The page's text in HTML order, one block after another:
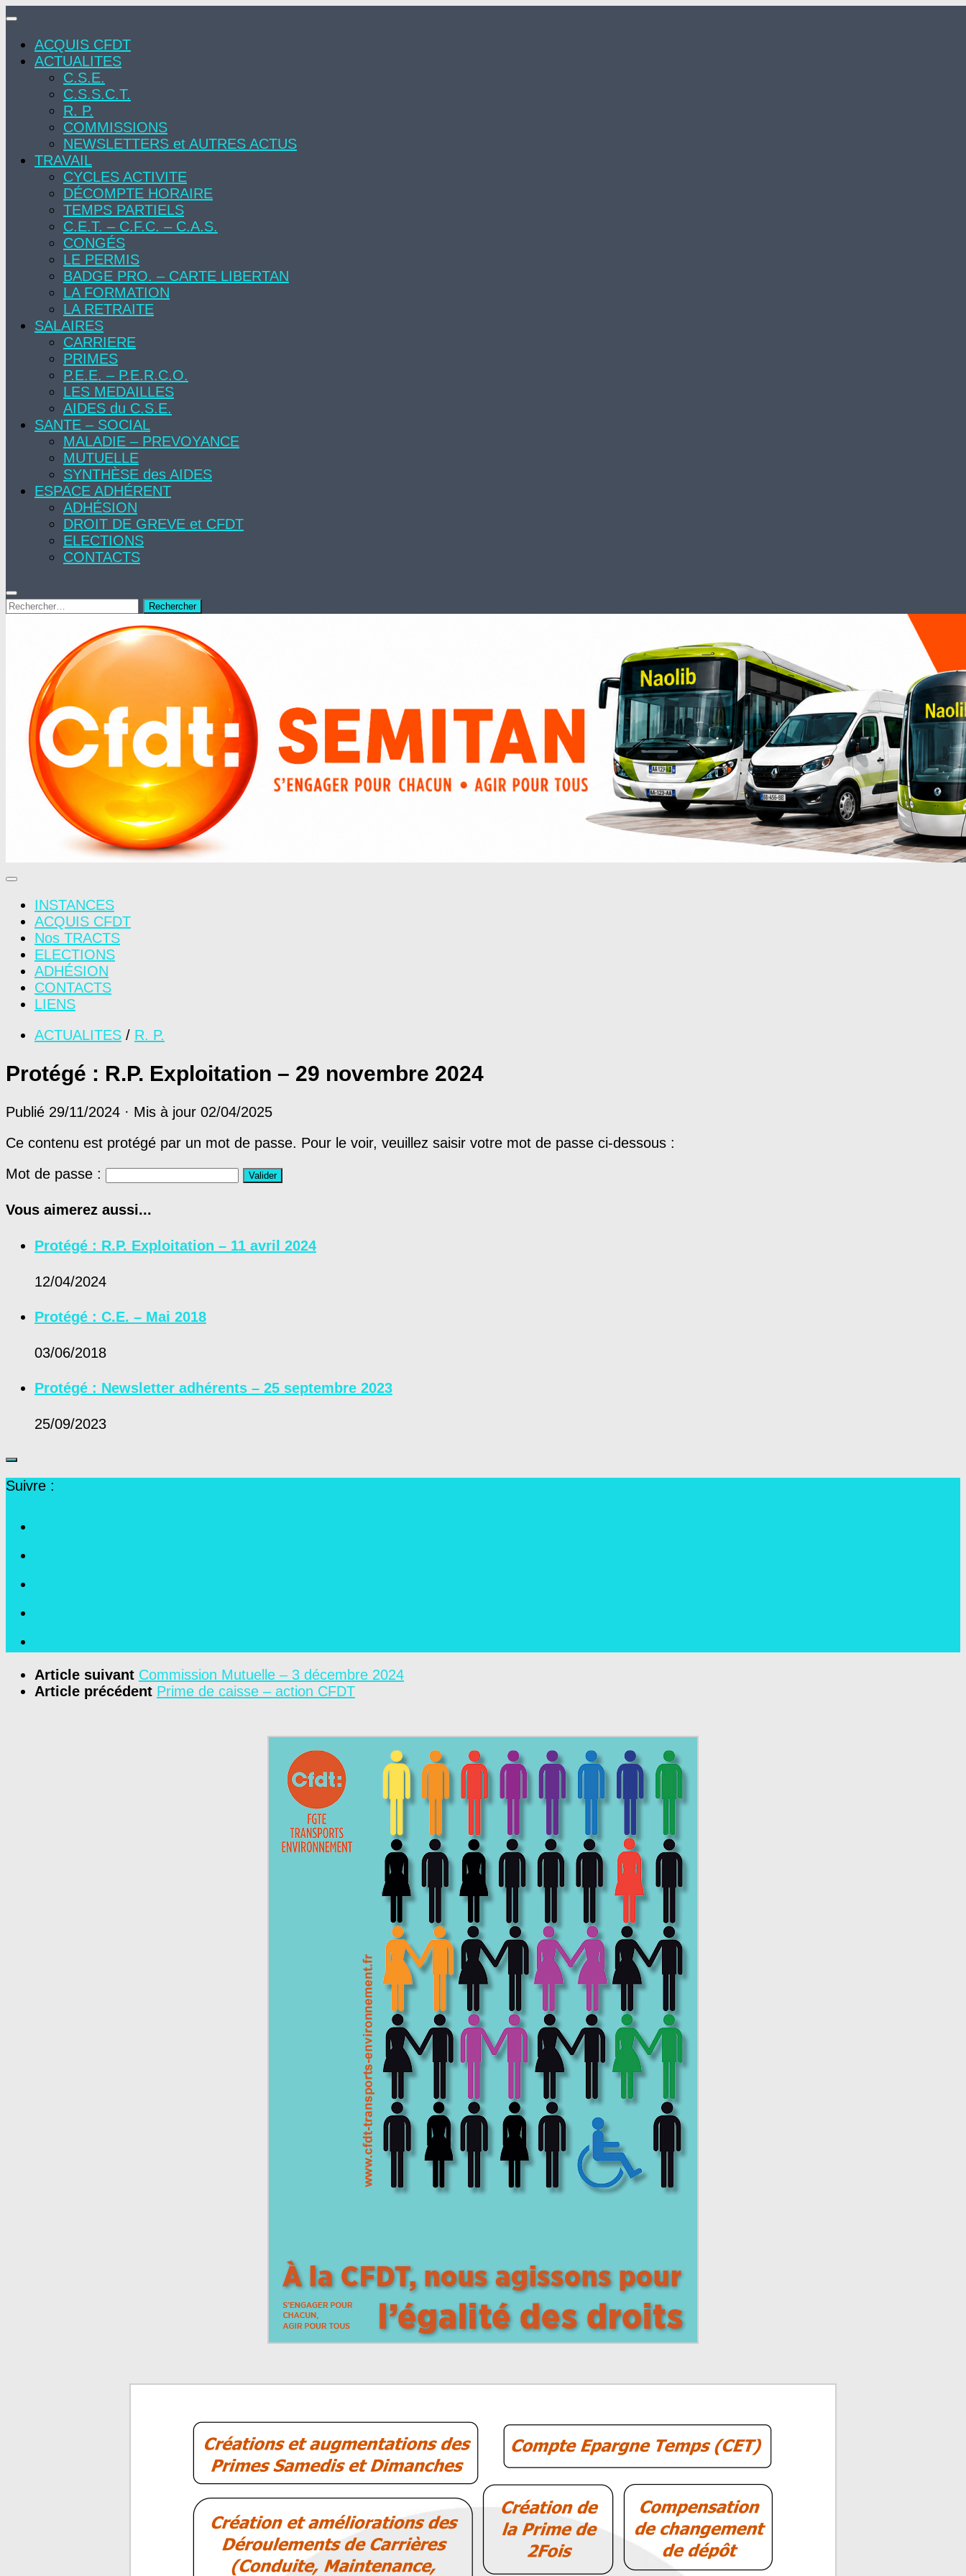
Skip
contentACQUIS CFDT
ACTUALITES
C.S.E.
C.S.S.C.T.
R. P.
COMMISSIONS
NEWSLETTERS et AUTRES ACTUS
TRAVAIL
CYCLES ACTIVITE
DÉCOMPTE HORAIRE
TEMPS PARTIELS
C.E.T. – C.F.C. – C.A.S.
CONGÉS
LE PERMIS
BADGE PRO. – CARTE LIBERTAN
LA FORMATION
LA RETRAITE
SALAIRES
CARRIERE
PRIMES
P.E.E. – P.E.R.C.O.
LES MEDAILLES
AIDES du C.S.E.
SANTE – SOCIAL
MALADIE – PREVOYANCE
MUTUELLE
SYNTHÈSE des AIDES
ESPACE ADHÉRENT
ADHÉSION
DROIT DE GREVE et CFDT
ELECTIONS
CONTACTS
Rechercher :
INSTANCES
ACQUIS CFDT
Nos TRACTS
ELECTIONS
ADHÉSION
CONTACTS
LIENS
ACTUALITES / R. P.
Protégé : R.P. Exploitation – 29 novembre 2024
Publié 29/11/2024 · Mis à jour 02/04/2025
Ce contenu est protégé par un mot de passe. Pour le voir, veuillez saisir votre mot de passe ci-dessous :
Mot de passe :
Vous aimerez aussi...
Protégé : R.P. Exploitation – 11 avril 2024
12/04/2024
Protégé : C.E. – Mai 2018
03/06/2018
Protégé : Newsletter adhérents – 25 septembre 2023
25/09/2023
Suivre :
Article suivant Commission Mutuelle – 3 décembre 2024
Article précédent Prime de caisse – action CFDT